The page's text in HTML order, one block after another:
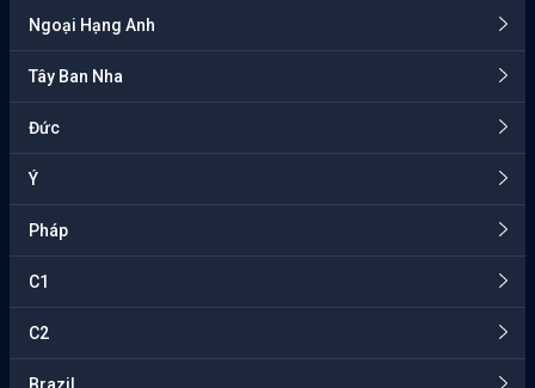
Ngoại Hạng Anh
Tây Ban Nha
Đức
Ý
Pháp
C1
C2